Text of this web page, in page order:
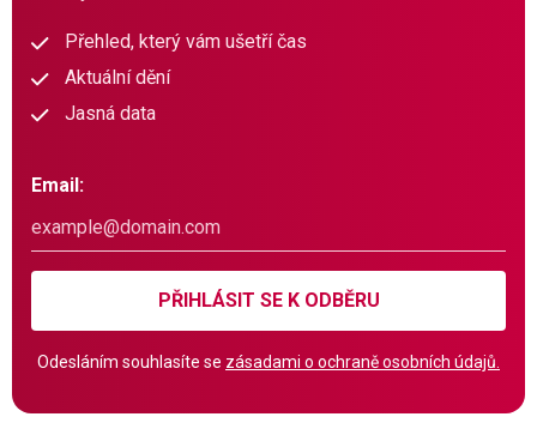
Přehled, který vám ušetří čas
Aktuální dění
Jasná data
Email:
PŘIHLÁSIT SE K ODBĚRU
Odesláním souhlasíte se zásadami o ochraně osobních údajů.